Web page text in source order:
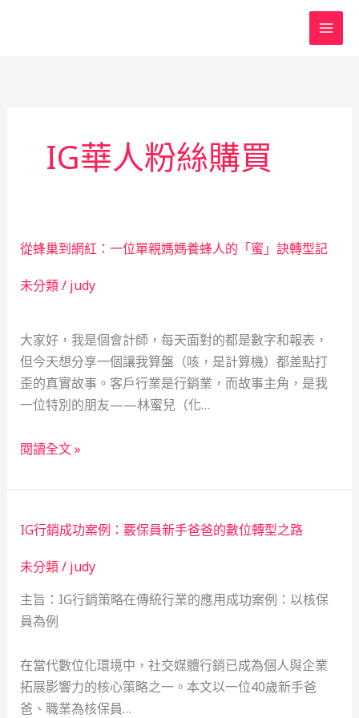
IG華人粉絲購買
從蜂巢到網紅：一位單親媽媽養蜂人的「蜜」訣轉型記
未分類/ judy
大家好，我是個會計師，每天面對的都是數字和報表，
但今天想分享一個讓我算盤（咳，是計算機）都差點打
歪的真實故事。客戶行業是行銷業，而故事主角，是我
一位特別的朋友——林蜜兒（化…
從
巢
網
紅：
一
位
單
媽
媽
養
閱讀全文 »
IG行銷成功案例：覈保員新手爸爸的數位轉型之路
未分類/ judy
主旨：IG行銷策略在傳統行業的應用成功案例：以核保
員為例
在當代數位化環境中，社交媒體行銷已成為個人與企業
拓展影響力的核心策略之一。本文以一位40歲新手爸
爸、職業為核保員…